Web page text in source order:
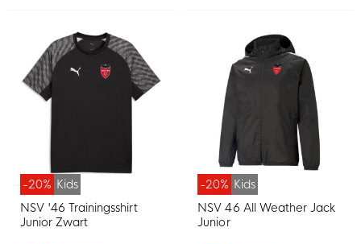
-20% Kids
NSV '46 Trainingsshirt
Junior Zwart
-20% Kids
NSV 46 All Weather Jack
Junior